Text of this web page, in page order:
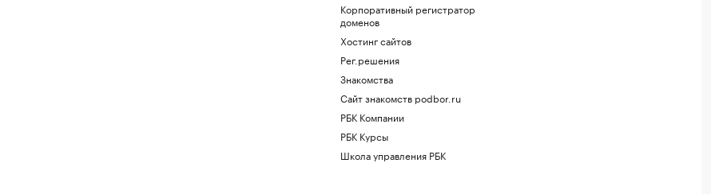
Корпоративный регистратор
доменов
Хостинг сайтов
Рег.решения
Знакомства
Сайт знакомств podbor.ru
РБК Компании
РБК Курсы
Школа управления РБК